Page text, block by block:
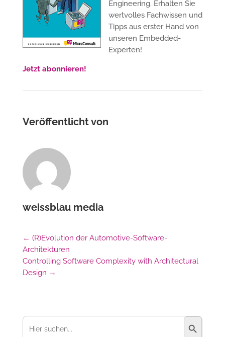
Engineering. Erhalten Sie
wertvolles Fachwissen und
Tipps aus erster Hand von
unseren Embedded-
Experten!
Jetzt abonnieren!
Veröffentlicht von
weissblau media
← (R)Evolution der Automotive-Software-
Architekturen
Controlling Software Complexity with Architectural
Design →
Suchen
nach: